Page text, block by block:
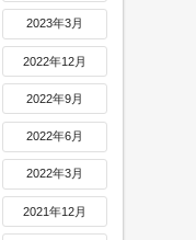
2023年3月
2022年12月
2022年9月
2022年6月
2022年3月
2021年12月